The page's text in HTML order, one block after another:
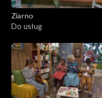
Ziarno
Do usług